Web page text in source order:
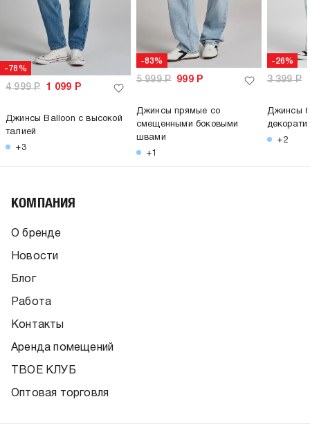
-78%
4 999Р 1 099 Р
Джинсы Balloon с высокой
талией
+3
-83%
5 999Р 999Р
Джинсы прямые со
смещенными боковыми
швами
+1
-26%
3 399Р
Джинсы
+2
КОМПАНИЯ
О бренде
Новости
Блог
Работа
Контакты
Аренда помещений
ТВОЕ КЛУБ
Оптовая торговля